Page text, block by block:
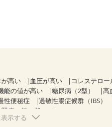
が高い 血圧が高い
コレステロ
能の値が高い 糖尿病（2型） 高
性便秘症
過敏性腸症候群（IBS）
症（第２期）
CKD（ステージ１）
ホルモン療法中）
示する